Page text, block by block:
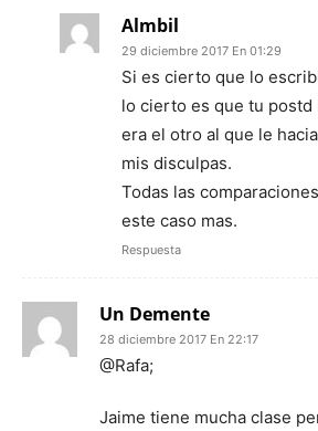
Almbil
29 diciembre 2017 En 01:29
Si es cierto que lo
lo cierto es que tu postd
era el otro al que le
mis disculpas.
Todas las
este caso mas.
Respuesta
Un Demente
28 diciembre 2017 En 22:17
@Rafa;
Jaime tiene mucha clase